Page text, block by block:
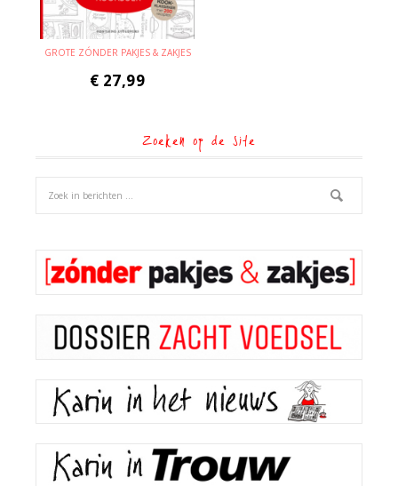
GROTE ZÓNDER PAKJES & ZAKJES
€ 27,99
Zoeken op de site